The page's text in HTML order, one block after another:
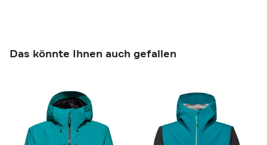
Das könnte Ihnen auch gefallen